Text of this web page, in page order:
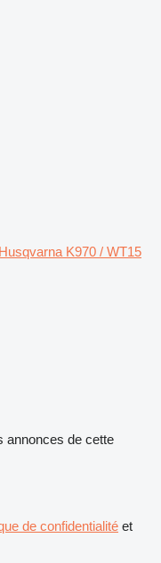
K970 / WT15
annonces de cette
de confidentialité et